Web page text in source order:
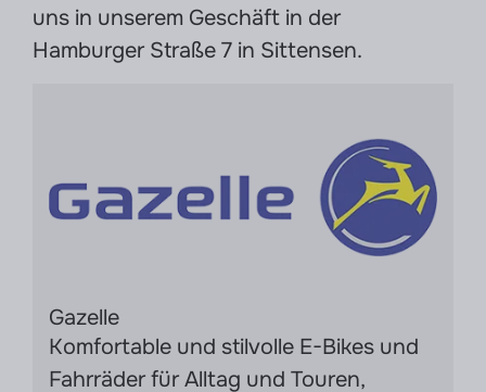
uns in unserem Geschäft in der
Hamburger Straße 7 in Sittensen.
Gazelle
Komfortable und stilvolle E-Bikes und
Fahrräder für Alltag und Touren,